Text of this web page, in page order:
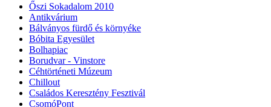
Őszi Sokadalom 2010
Antikvárium
Bálványos fürdő és környéke
Bóbita Egyesület
Bolhapiac
Borudvar - Vinstore
Céhtörténeti Múzeum
Chillout
Családos Keresztény Fesztivál
CsomóPont